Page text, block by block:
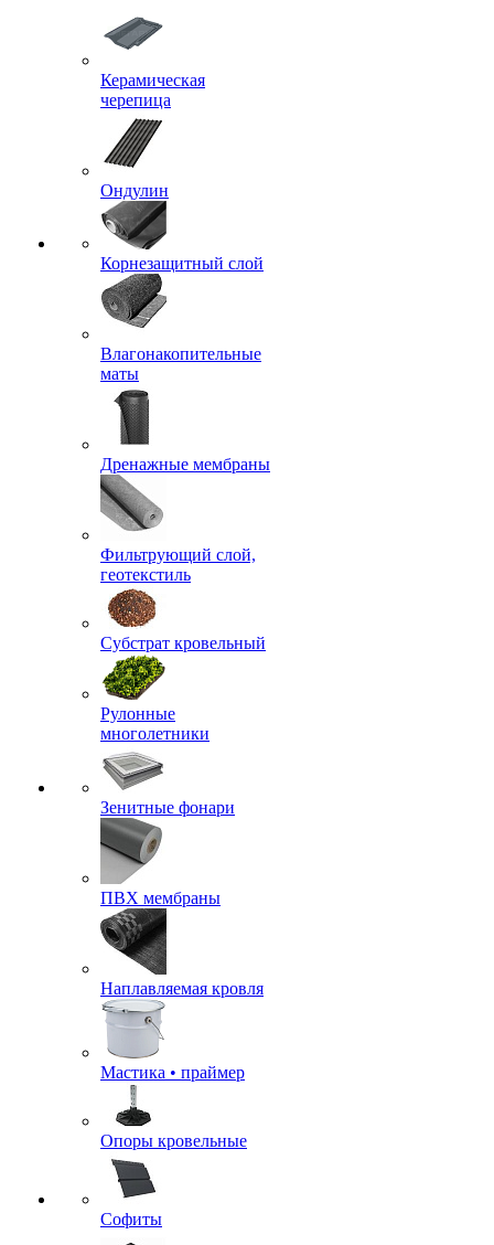
Керамическая
черепица
Ондулин
Корнезащитный слой
Влагонакопительные
маты
Дренажные мембраны
Фильтрующий слой,
геотекстиль
Субстрат кровельный
Рулонные
многолетники
Зенитные фонари
ПВХ мембраны
Наплавляемая кровля
Мастика • праймер
Опоры кровельные
Софиты